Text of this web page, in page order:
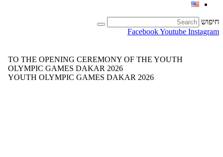
חיפוש
FacebookYoutube Instagram